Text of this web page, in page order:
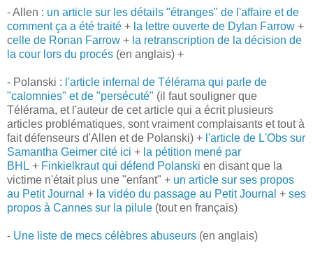
- Allen : un article sur les détails "étranges" de l'affaire et de
comment ça a été traité + la lettre ouverte de Dylan Farrow +
celle de Ronan Farrow + la retranscription de la décision de
la cour lors du procés (en anglais) +
- Polanski : l'article infernal de Télérama qui parle de
"calomnies" et de "persécuté" (il faut souligner que
Télérama, et l'auteur de cet article qui a écrit plusieurs
articles problématiques, sont vraiment complaisants et tout à
fait défenseurs d'Allen et de Polanski) + l'article de L'Obs sur
Samantha Geimer cité ici + la pétition mené par
BHL + Finkielkraut qui défend Polanski en disant que la
victime n'était plus une "enfant" + un article sur ses propos
au Petit Journal + la vidéo du passage au Petit Journal + ses
propos à Cannes sur la pilule (tout en français)
- Une liste de mecs célèbres abuseurs (en anglais)